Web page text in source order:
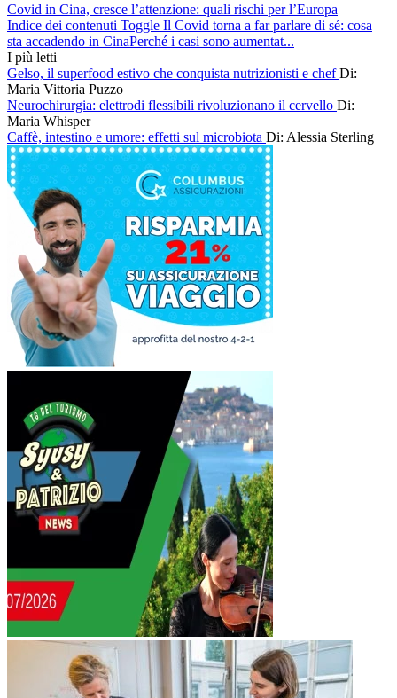
Covid in Cina, cresce l’attenzione: quali rischi per l’Europa
Indice dei contenuti Toggle Il Covid torna a far parlare di sé: cosa
sta accadendo in CinaPerché i casi sono aumentat...
I più letti
Gelso, il superfood estivo che conquista nutrizionisti e chefDi:
Maria Vittoria Puzzo
Neurochirurgia: elettrodi flessibili rivoluzionano il cervello Di:
Maria Whisper
Caffè, intestino e umore: effetti sul microbiota Di: Alessia Sterling